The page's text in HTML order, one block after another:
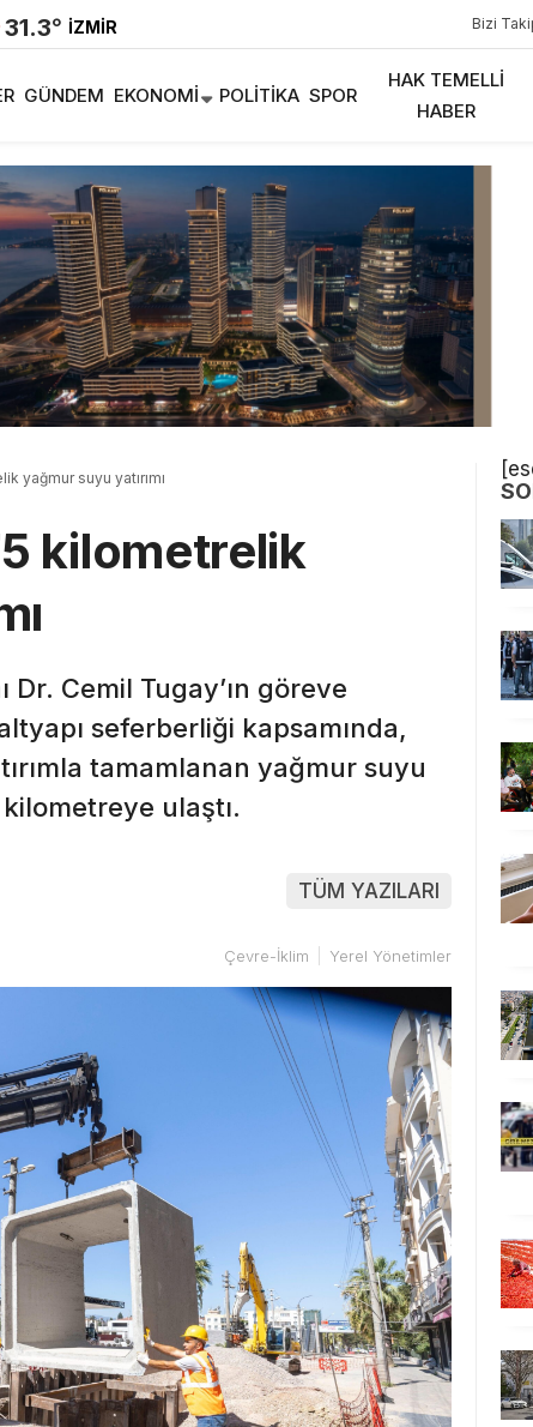
31.3° İZMIR Bizi
GÜNDEM EKONOMI POLITIKA SPOR
HAK TEMELLI
HABER
yağmur suyu yatırımı
kilometrelik
Cemil Tugay’ın göreve
seferberliği kapsamında,
tamamlanan yağmur suyu
ulaştı.
TÜM YAZILARI
Çevre-İklim Yerel Yönetimler